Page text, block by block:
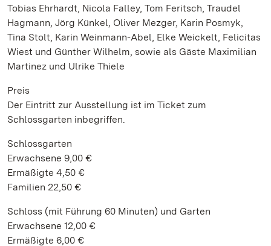
Tobias Ehrhardt, Nicola Falley, Tom Feritsch, Traudel
Hagmann, Jörg Künkel, Oliver Mezger, Karin Posmyk,
Tina Stolt, Karin Weinmann-Abel, Elke Weickelt, Felicitas
Wiest und Günther Wilhelm, sowie als Gäste Maximilian
Martinez und Ulrike Thiele
Preis
Der Eintritt zur Ausstellung ist im Ticket zum
Schlossgarten inbegriffen.
Schlossgarten
Erwachsene 9,00 €
Ermäßigte 4,50 €
Familien 22,50 €
Schloss (mit Führung 60 Minuten) und Garten
Erwachsene 12,00 €
Ermäßigte 6,00 €